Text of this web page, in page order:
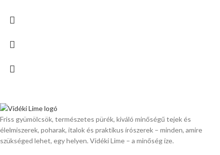
Friss gyümölcsök, természetes pürék, kiváló minőségű tejek és
élelmiszerek, poharak, italok és praktikus írószerek – minden, amire
szükséged lehet, egy helyen. Vidéki Lime – a minőség íze.